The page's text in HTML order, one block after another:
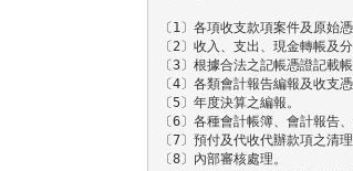
〔1〕各項收支款項案件及原始憑
〔2〕收入、支出、現金轉帳及
〔3〕根據合法之記帳憑證記載帳
〔4〕各類會計報告編報及收支憑
〔5〕年度決算之編報。
〔6〕各種會計帳簿、會計報告
〔7〕預付及代收代辦款項之清理
〔8〕內部審核處理。